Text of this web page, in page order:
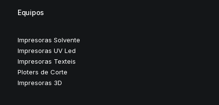
Equipos
Impresoras Solvente
Impresoras UV Led
Impresoras Texteis
Ploters de Corte
Impresoras 3D